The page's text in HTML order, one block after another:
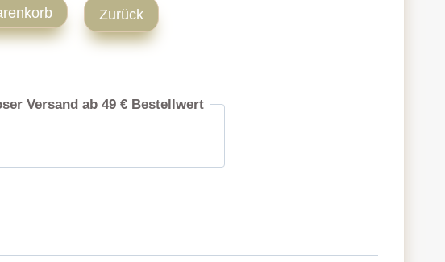
Zurück
Versand ab 49 € Bestellwert